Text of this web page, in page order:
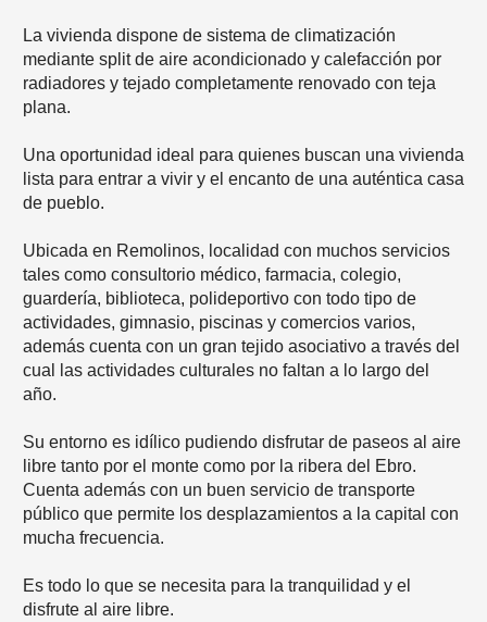
La vivienda dispone de sistema de climatización
mediante split de aire acondicionado y calefacción por
radiadores y tejado completamente renovado con teja
plana.
Una oportunidad ideal para quienes buscan una vivienda
lista para entrar a vivir y el encanto de una auténtica casa
de pueblo.
Ubicada en Remolinos, localidad con muchos servicios
tales como consultorio médico, farmacia, colegio,
guardería, biblioteca, polideportivo con todo tipo de
actividades, gimnasio, piscinas y comercios varios,
además cuenta con un gran tejido asociativo a través del
cual las actividades culturales no faltan a lo largo del
año.
Su entorno es idílico pudiendo disfrutar de paseos al aire
libre tanto por el monte como por la ribera del Ebro.
Cuenta además con un buen servicio de transporte
público que permite los desplazamientos a la capital con
mucha frecuencia.
Es todo lo que se necesita para la tranquilidad y el
disfrute al aire libre.